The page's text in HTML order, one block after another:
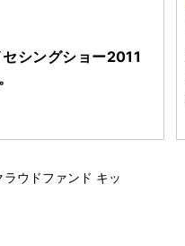
シングショー2011
ウドファンド キッ